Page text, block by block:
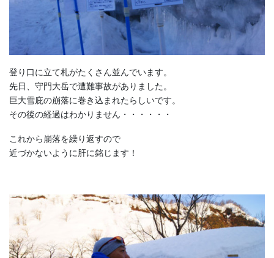
登り口に立て札がたくさん並んでいます。
先日、守門大岳で遭難事故がありました。
巨大雪庇の崩落に巻き込まれたらしいです。
その後の経過はわかりません・・・・・・
これから崩落を繰り返すので
近づかないように肝に銘じます！